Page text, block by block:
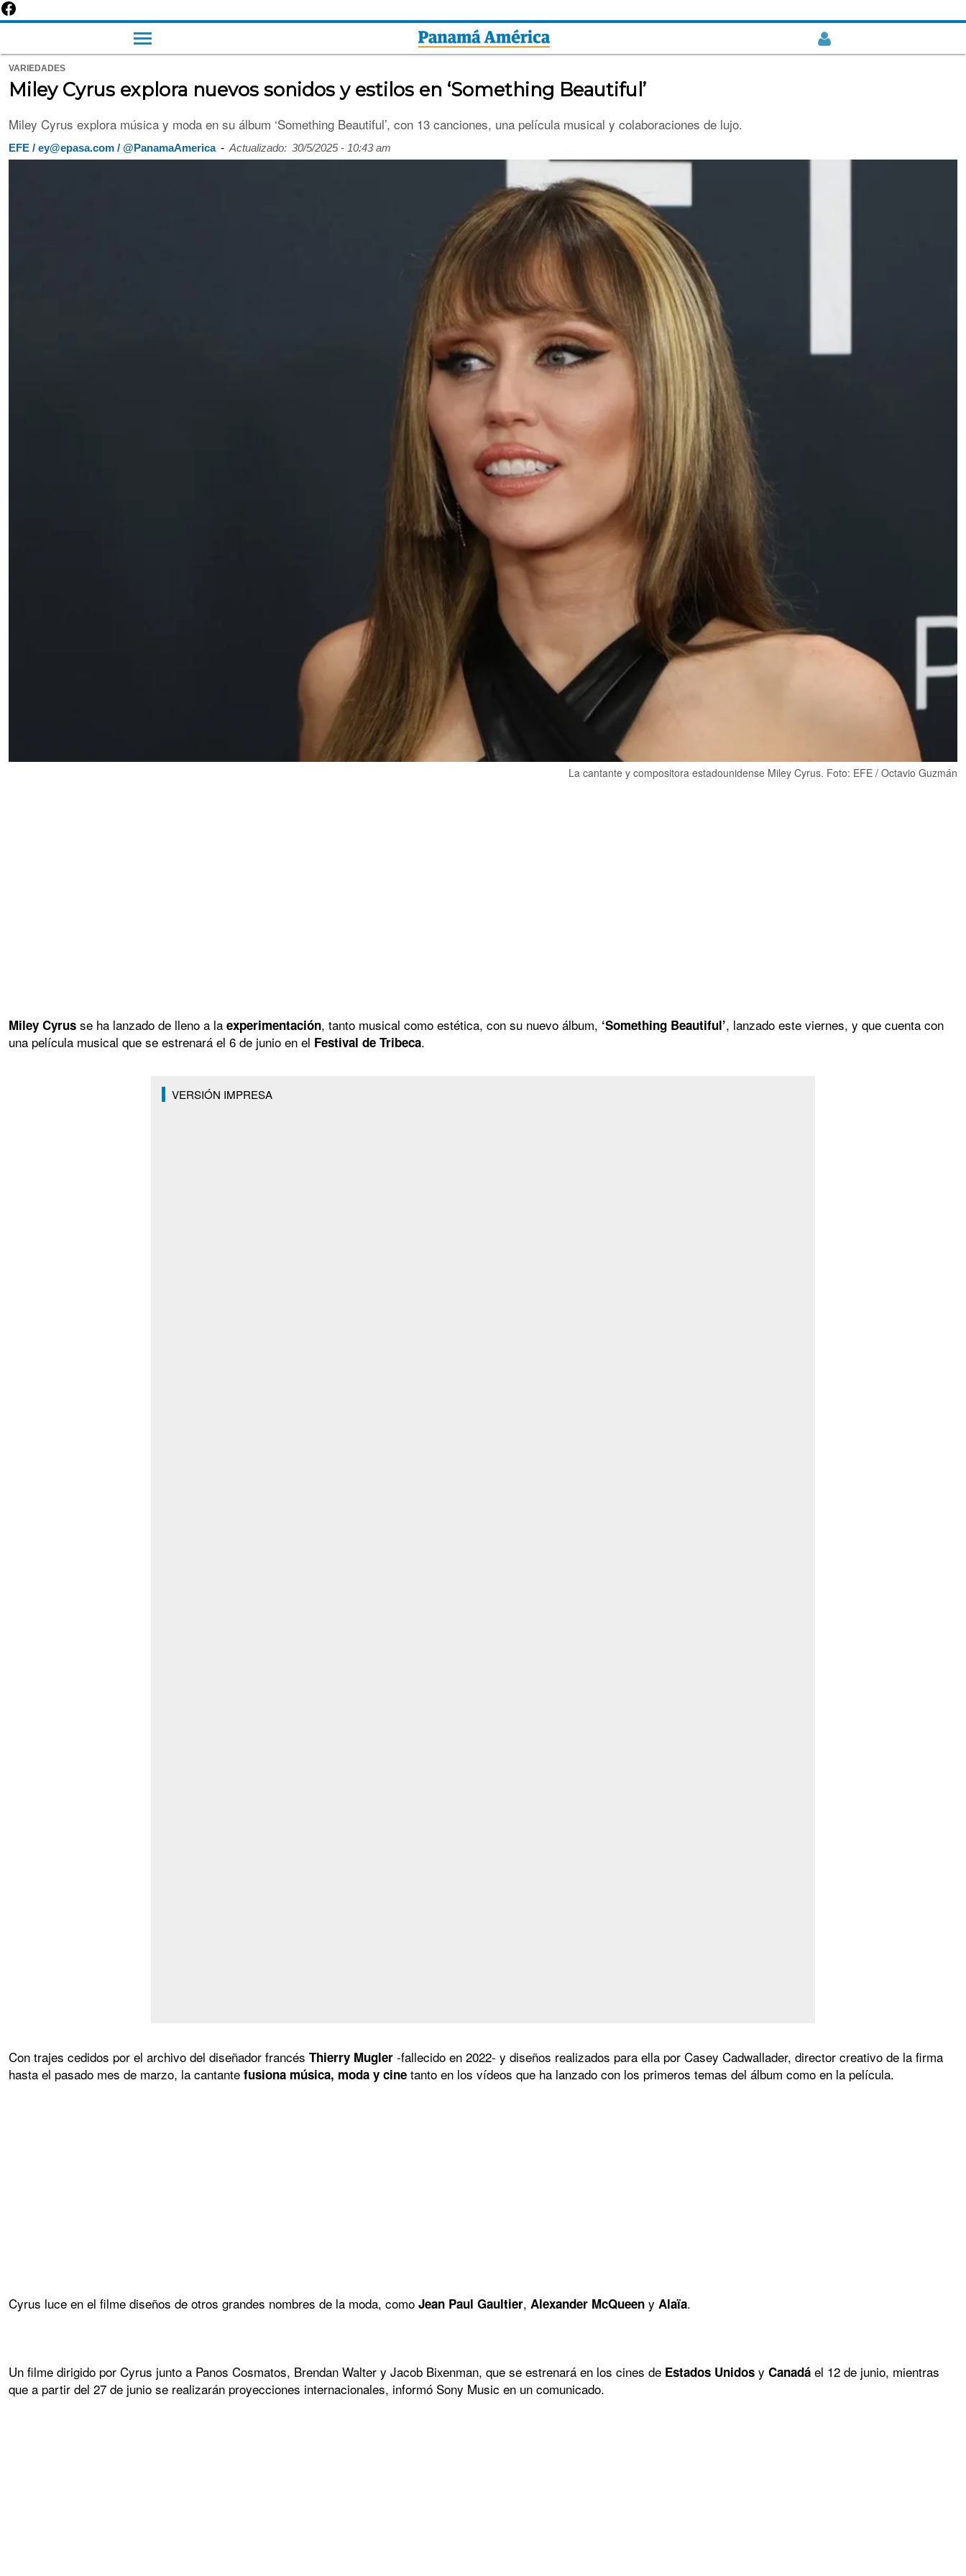
VARIEDADES
Miley Cyrus explora nuevos sonidos y estilos en ‘Something Beautiful’
Miley Cyrus explora música y moda en su álbum ‘Something Beautiful’, con 13 canciones, una película musical y colaboraciones de lujo.
EFE / ey@epasa.com / @PanamaAmerica - Actualizado: 30/5/2025 - 10:43 am
La cantante y compositora estadounidense Miley Cyrus. Foto: EFE / Octavio Guzmán
Miley Cyrus se ha lanzado de lleno a la experimentación, tanto musical como estética, con su nuevo álbum, ‘Something Beautiful’, lanzado este viernes, y que cuenta con
una película musical que se estrenará el 6 de junio en el Festival de Tribeca.
VERSIÓN IMPRESA
Con trajes cedidos por el archivo del diseñador francés Thierry Mugler -fallecido en 2022- y diseños realizados para ella por Casey Cadwallader, director creativo de la firma
hasta el pasado mes de marzo, la cantante fusiona música, moda y cine tanto en los vídeos que ha lanzado con los primeros temas del álbum como en la película.
Cyrus luce en el filme diseños de otros grandes nombres de la moda, como Jean Paul Gaultier, Alexander McQueen y Alaïa.
Un filme dirigido por Cyrus junto a Panos Cosmatos, Brendan Walter y Jacob Bixenman, que se estrenará en los cines de Estados Unidos y Canadá el 12 de junio, mientras
que a partir del 27 de junio se realizarán proyecciones internacionales, informó Sony Music en un comunicado.